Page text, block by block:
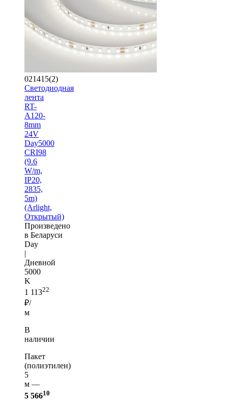
021415(2)
Светодиодная
лента
RT-
A120-
8mm
24V
Day5000
CRI98
(9.6
W/m,
IP20,
2835,
5m)
(Arlight,
Открытый)
Произведено
в Беларуси
Day
|
Дневной
5000
K
1 11322
₽/
м
В
наличии
Пакет
(полиэтилен)
5
м —
5 56610